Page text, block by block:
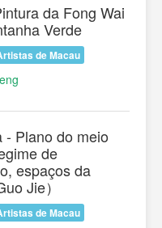
da Fong Wai
Verde
de Macau
- Plano do meio
de
espaços da
Jie）
de Macau